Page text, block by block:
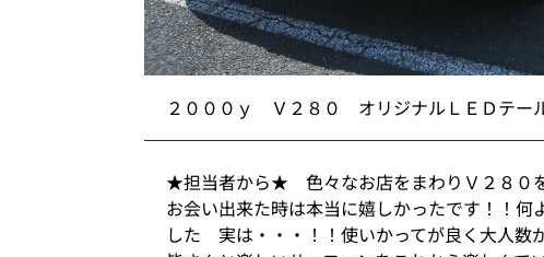
２０００ｙ Ｖ２８０ オリジナルＬＥＤテー
★担当者から★ 色々なお店をまわりＶ２８０
お会い出来た時は本当に嬉しかったです！！何
した 実は・・・！！使いかってが良く大人数